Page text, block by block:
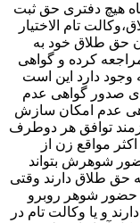
هیچ دفتری حق ثبت
تام الاختیار
حق طلاق خود به
کرده و گواهی
دارد این است
صدور گواهی عدم
عدم امکان سازش
توافق هر دوطرف
مواقع زن از
شوهرش بتواند
حق طلاق دارند وقتی
حضور شوهر روبرو
و یا وکالت تام در